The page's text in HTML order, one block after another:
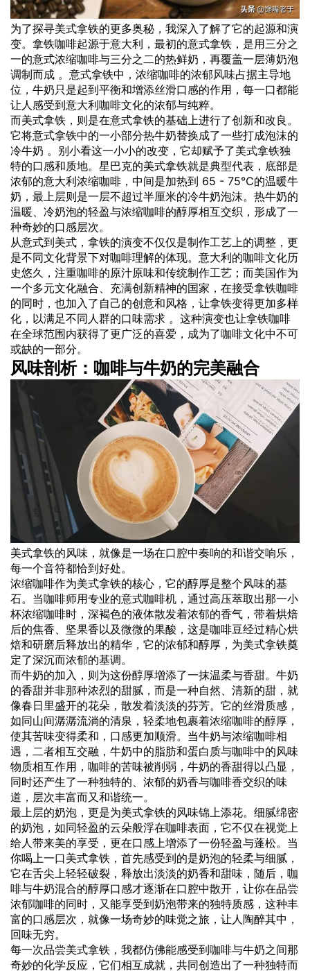
为了探寻美式拿铁的更多奥秘，我深入了解了它的起源和演
变。拿铁咖啡起源于意大利，最初的意式拿铁，是用三分之
一的意式浓缩咖啡与三分之二的热鲜奶，再覆盖一层薄奶泡
调制而成 。意式拿铁中，浓缩咖啡的浓郁风味占据主导地
位，牛奶只是起到平衡和增添丝滑口感的作用，每一口都能
让人感受到意大利咖啡文化的浓郁与纯粹。
而美式拿铁，则是在意式拿铁的基础上进行了创新和改良。
它将意式拿铁中的一小部分热牛奶替换成了一些打成泡沫的
冷牛奶 。别小看这一小小的改变，它却赋予了美式拿铁独
特的口感和质地。星巴克的美式拿铁就是典型代表，底部是
浓郁的意大利浓缩咖啡，中间是加热到 65 - 75℃的温暖牛
奶，最上层则是一层不超过半厘米的冷牛奶泡沫。热牛奶的
温暖、冷奶泡的轻盈与浓缩咖啡的醇厚相互交织，形成了一
种奇妙的口感层次。
从意式到美式，拿铁的演变不仅仅是制作工艺上的调整，更
是不同文化背景下对咖啡理解的体现。意大利的咖啡文化历
史悠久，注重咖啡的原汁原味和传统制作工艺；而美国作为
一个多元文化融合、充满创新精神的国家，在接受拿铁咖啡
的同时，也加入了自己的创意和风格，让拿铁变得更加多样
化，以满足不同人群的口味需求 。这种演变也让拿铁咖啡
在全球范围内获得了更广泛的喜爱，成为了咖啡文化中不可
或缺的一部分。
风味剖析：咖啡与牛奶的完美融合
美式拿铁的风味，就像是一场在口腔中奏响的和谐交响乐，
每一个音符都恰到好处。
浓缩咖啡作为美式拿铁的核心，它的醇厚是整个风味的基
石。当咖啡师用专业的意式咖啡机，通过高压萃取出那一小
杯浓缩咖啡时，深褐色的液体散发着浓郁的香气，带着烘焙
后的焦香、坚果香以及微微的果酸，这是咖啡豆经过精心烘
焙和研磨后释放出的精华，它的浓郁和醇厚，为美式拿铁奠
定了深沉而浓郁的基调。
而牛奶的加入，则为这份醇厚增添了一抹温柔与香甜。牛奶
的香甜并非那种浓烈的甜腻，而是一种自然、清新的甜，就
像春日里盛开的花朵，散发着淡淡的芬芳。它的丝滑质感，
如同山间潺潺流淌的清泉，轻柔地包裹着浓缩咖啡的醇厚，
使其苦味变得柔和，口感更加顺滑。当牛奶与浓缩咖啡相
遇，二者相互交融，牛奶中的脂肪和蛋白质与咖啡中的风味
物质相互作用，咖啡的苦味被削弱，牛奶的香甜得以凸显，
同时还产生了一种独特的、浓郁的奶香与咖啡香交织的味
道，层次丰富而又和谐统一。
最上层的奶泡，更是为美式拿铁的风味锦上添花。细腻绵密
的奶泡，如同轻盈的云朵般浮在咖啡表面，它不仅在视觉上
给人带来美的享受，更在口感上增添了一份轻盈与蓬松。当
你喝上一口美式拿铁，首先感受到的是奶泡的轻柔与细腻，
它在舌尖上轻轻破裂，释放出淡淡的奶香和甜味，随后，咖
啡与牛奶混合的醇厚口感才逐渐在口腔中散开，让你在品尝
浓郁咖啡的同时，又能享受到奶泡带来的独特质感，这种丰
富的口感层次，就像一场奇妙的味觉之旅，让人陶醉其中，
回味无穷。
每一次品尝美式拿铁，我都仿佛能感受到咖啡与牛奶之间那
奇妙的化学反应，它们相互成就，共同创造出了一种独特而